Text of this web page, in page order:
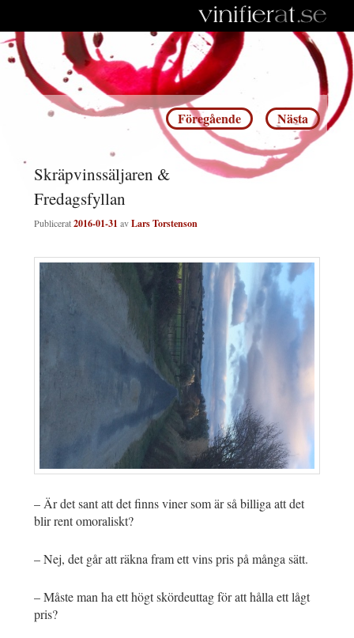
Inläggsnavigering
Föregående Nästa
Skräpvinssäljaren &
Fredagsfyllan
Publicerat2016-01-31 avLars Torstenson
– Är det sant att det finns viner som är så billiga att det
blir rent omoraliskt?
– Nej, det går att räkna fram ett vins pris på många sätt.
– Måste man ha ett högt skördeuttag för att hålla ett lågt
pris?